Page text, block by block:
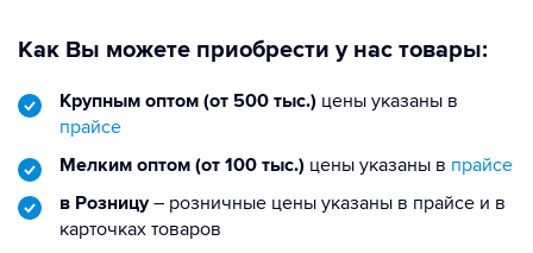
Как Вы можете приобрести у нас товары:
Крупным оптом (от 500 тыс.) цены указаны в
прайсе
Мелким оптом (от 100 тыс.) цены указаны в прайсе
в Розницу– розничные цены указаны в прайсе и в
карточках товаров